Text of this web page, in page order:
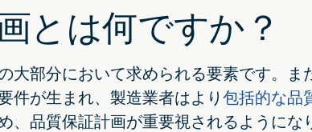
とは何ですか？
大部分において求められる要素です。ま
件が生まれ、製造業者はより 包括的な品
、品質保証計画が重要視されるようにな